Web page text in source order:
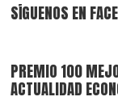
SÍGUENOS EN
PREMIO 100
ACTUALIDAD